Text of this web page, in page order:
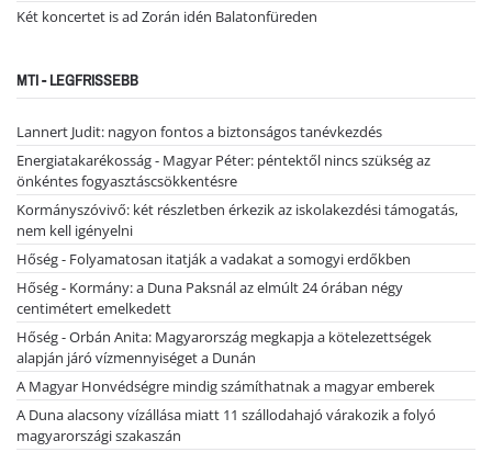
Két koncertet is ad Zorán idén Balatonfüreden
MTI - LEGFRISSEBB
Lannert Judit: nagyon fontos a biztonságos tanévkezdés
Energiatakarékosság - Magyar Péter: péntektől nincs szükség az
önkéntes fogyasztáscsökkentésre
Kormányszóvivő: két részletben érkezik az iskolakezdési támogatás,
nem kell igényelni
Hőség - Folyamatosan itatják a vadakat a somogyi erdőkben
Hőség - Kormány: a Duna Paksnál az elmúlt 24 órában négy
centimétert emelkedett
Hőség - Orbán Anita: Magyarország megkapja a kötelezettségek
alapján járó vízmennyiséget a Dunán
A Magyar Honvédségre mindig számíthatnak a magyar emberek
A Duna alacsony vízállása miatt 11 szállodahajó várakozik a folyó
magyarországi szakaszán